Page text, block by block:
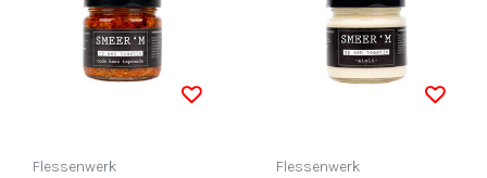
Flessenwerk Flessenwerk